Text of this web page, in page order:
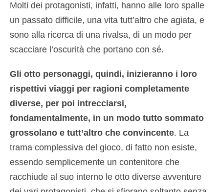
Molti dei protagonisti, infatti, hanno alle loro spalle
un passato difficile, una vita tutt’altro che agiata, e
sono alla ricerca di una rivalsa, di un modo per
scacciare l’oscurità che portano con sé.
Gli otto personaggi, quindi, inizieranno i loro
rispettivi viaggi per ragioni completamente
diverse, per poi intrecciarsi,
fondamentalmente, in un modo tutto sommato
grossolano e tutt’altro che convincente. La
trama complessiva del gioco, di fatto non esiste,
essendo semplicemente un contenitore che
racchiude al suo interno le otto diverse avventure